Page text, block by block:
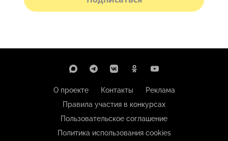
О проекте Контакты
Реклама
Правила участия в конкурсах
Пользовательское соглашение
Политика использования cookies